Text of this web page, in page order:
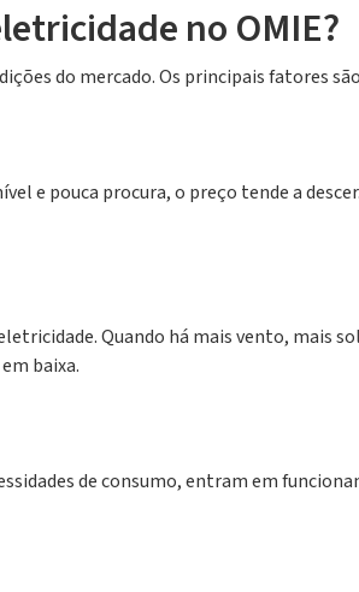
no OMIE?
do mercado. Os principais fatores
e pouca procura, o preço tende a
Quando há mais vento, mais
baixa.
de consumo, entram em